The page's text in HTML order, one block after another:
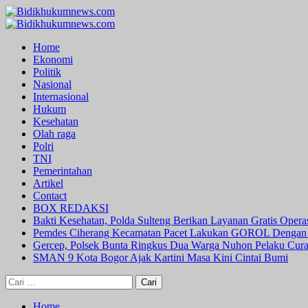
Skip
to
Primary
Home
Ekonomi
Politik
Nasional
Internasional
Hukum
Kesehatan
Olah raga
Polri
TNI
Pemerintahan
Artikel
Contact
BOX REDAKSI
Bakti Kesehatan, Polda Sulteng Berikan Layanan Gratis
Pemdes Ciherang Kecamatan Pacet Lakukan GOROL
Gercep, Polsek Bunta Ringkus Dua Warga Nuhon Pelaku
SMAN 9 Kota Bogor Ajak Kartini Masa Kini Cintai Bumi
Cari
untuk: